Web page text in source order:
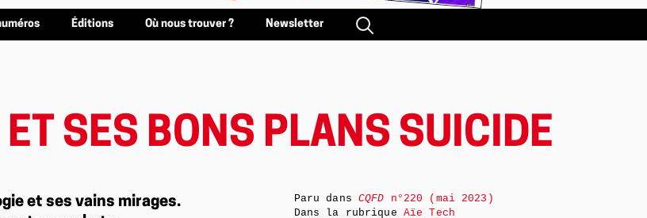
Éditions Où nous trouver ? Newsletter
SES BONS PLANS SUICIDE
et ses vains mirages.
Paru dans CQFD n°220 (mai 2023)
Dans la rubrique Aïe Tech